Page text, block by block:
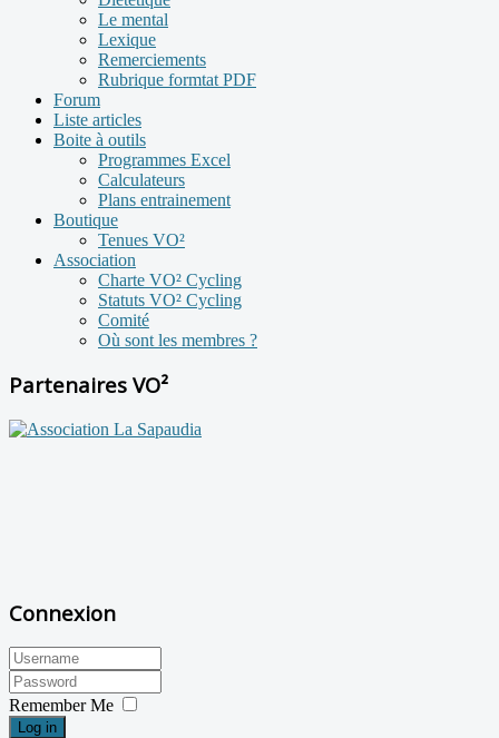
Le mental
Lexique
Remerciements
Rubrique formtat PDF
Forum
Liste articles
Boite à outils
Programmes Excel
Calculateurs
Plans entrainement
Boutique
Tenues VO²
Association
Charte VO² Cycling
Statuts VO² Cycling
Comité
Où sont les membres ?
Partenaires VO²
Connexion
Remember Me
Log in